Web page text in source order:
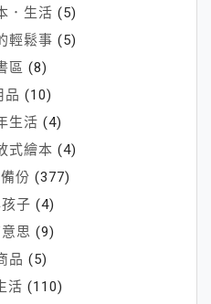
．生活 (5)
輕鬆事 (5)
區 (8)
品 (10)
生活 (4)
式繪本 (4)
份 (377)
子 (4)
思 (9)
品 (5)
活 (110)